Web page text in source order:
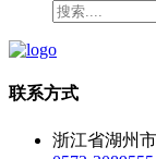
联系方式
浙江省湖州